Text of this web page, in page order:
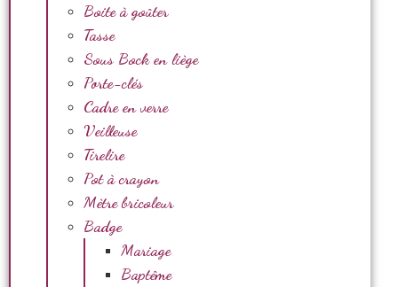
Boite à goûter
Tasse
Sous Bock en liège
Porte-clés
Cadre en verre
Veilleuse
Tirelire
Pot à crayon
Mètre bricoleur
Badge
Mariage
Baptême